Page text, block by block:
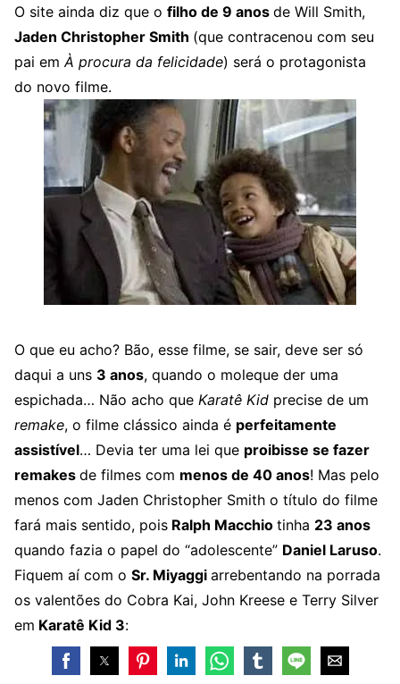
O site ainda diz que o filho de 9 anos de Will Smith,
Jaden Christopher Smith (que contracenou com seu
pai emÀ procura da felicidade) será o protagonista
do novo filme.
O que eu acho? Bão, esse filme, se sair, deve ser só
daqui a uns 3 anos, quando o moleque der uma
espichada… Não acho que Karatê Kid precise de um
remake, o filme clássico ainda é perfeitamente
assistível… Devia ter uma lei que proibisse se fazer
remakes de filmes com menos de 40 anos! Mas pelo
menos com Jaden Christopher Smith o título do filme
fará mais sentido, pois Ralph Macchio tinha 23 anos
quando fazia o papel do “adolescente” Daniel Laruso.
Fiquem aí com o Sr. Miyaggi arrebentando na porrada
os valentões do Cobra Kai, John Kreese e Terry Silver
em Karatê Kid 3: